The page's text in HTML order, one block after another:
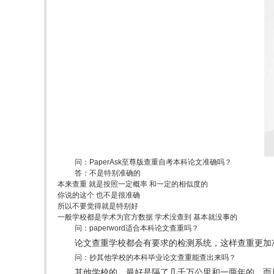
问：PaperAsk至尊版查重自考本科论文准确吗？
答：不是特别准确的
本来查重 就是按照一定概率 和一定的相似度的
你说的这个 也不是很准确
所以不要觉得就是特别好
一般学校都是学术为官方数据 学术没查到 基本就没事的
问：paperword适合本科论文查重吗？
论文查重学校都会有要求的检测系统，这样查重更加
问：抄其他学校的本科毕业论文查重能查出来吗？